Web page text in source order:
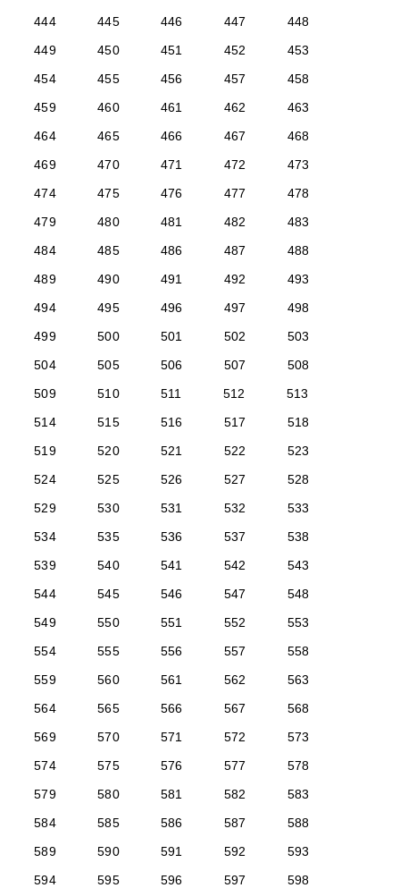
444 445 446 447
448
449
450 451 452
453
454
455 456 457
458
459
460 461 462
463
464
465 466 467
468
469
470 471 472
473
474
475 476 477
478
479
480 481 482
483
484
485 486 487
488
489
490 491 492
493
494
495 496 497
498
499
500 501 502
503
504
505 506 507
508
509
510 511 512
513
514
515 516 517
518
519
520 521 522
523
524
525 526 527
528
529
530 531 532
533
534
535 536 537
538
539
540 541 542
543
544
545 546 547
548
549
550 551 552
553
554
555 556 557
558
559
560 561 562
563
564
565 566 567
568
569
570 571 572
573
574
575 576 577
578
579
580 581 582
583
584
585 586 587
588
589
590 591 592
593
594
595 596 597
598